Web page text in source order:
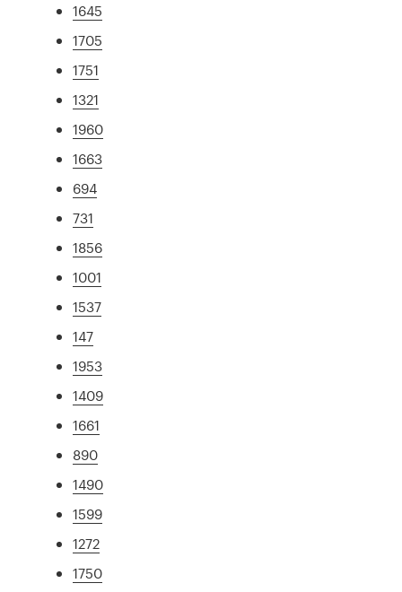
1645
1705
1751
1321
1960
1663
694
731
1856
1001
1537
147
1953
1409
1661
890
1490
1599
1272
1750